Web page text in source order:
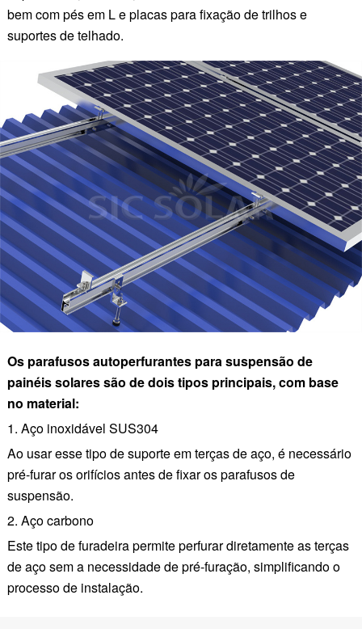
bem com pés em L e placas para fixação de trilhos e
suportes de telhado.
Os parafusos autoperfurantes para suspensão de
painéis solares são de dois tipos principais, com base
no material:
1. Aço inoxidável SUS304
Ao usar esse tipo de suporte em terças de aço, é necessário
pré-furar os orifícios antes de fixar os parafusos de
suspensão.
2. Aço carbono
Este tipo de furadeira permite perfurar diretamente as terças
de aço sem a necessidade de pré-furação, simplificando o
processo de instalação.